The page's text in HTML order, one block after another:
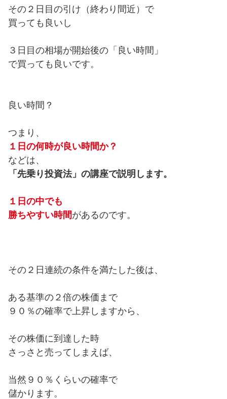
その２日目の引け（終わり間近）で
買っても良いし
３日目の相場が開始後の「良い時間」
で買っても良いです。
良い時間？
つまり、
１日の何時が良い時間か？
などは、
「先乗り投資法」の講座で説明します。
１日の中でも
勝ちやすい時間があるのです。
その２日連続の条件を満たした後は、
ある基準の２倍の株価まで
９０％の確率で上昇しますから、
その株価に到達した時
さっさと売ってしまえば、
当然９０％くらいの確率で
儲かります。